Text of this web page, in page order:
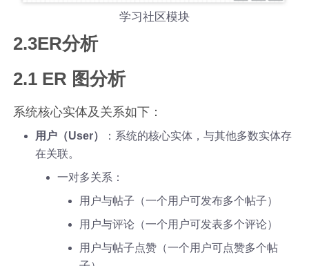
学习社区模块
2.3ER分析
2.1 ER 图分析
系统核心实体及关系如下：
用户（User）
：系统的核心实体，与其他多数实体存
在关联。
一对多关系：
用户与帖子（一个用户可发布多个帖子）
用户与评论（一个用户可发表多个评论）
用户与帖子点赞（一个用户可点赞多个帖